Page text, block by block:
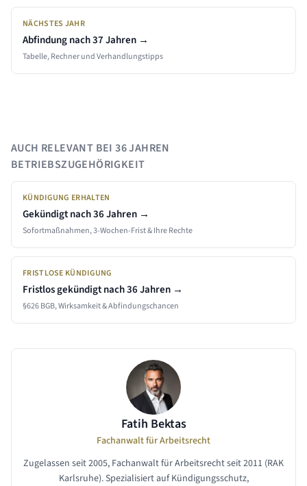
NÄCHSTES JAHR
Abfindung nach37Jahren →
Tabelle, Rechner und Verhandlungstipps
AUCH RELEVANT BEI36 JAHREN
BETRIEBSZUGEHÖRIGKEIT
KÜNDIGUNG ERHALTEN
Gekündigt nach36 Jahren →
Sofortmaßnahmen, 3-Wochen-Frist & Ihre Rechte
FRISTLOSE KÜNDIGUNG
Fristlos gekündigt nach36 Jahren →
§626 BGB, Wirksamkeit & Abfindungschancen
Fatih Bektas
Fachanwalt für Arbeitsrecht
Zugelassen seit 2005, Fachanwalt für Arbeitsrecht seit 2011 (RAK
Karlsruhe). Spezialisiert auf Kündigungsschutz,